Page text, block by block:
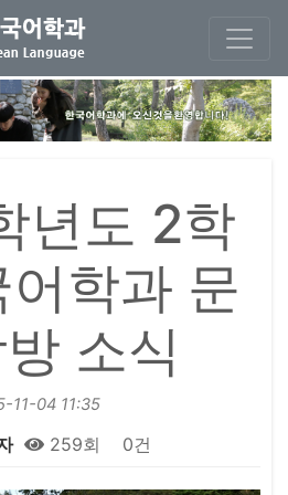
년도 2학
학과 문
소식
11-04 11:35
259회 0건